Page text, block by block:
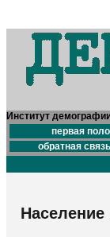
Институт
первая
обратная связь
Население